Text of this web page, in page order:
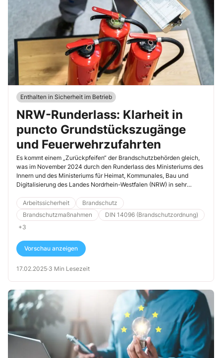
Enthalten in Sicherheit im Betrieb
NRW-Runderlass: Klarheit in
puncto Grundstückszugänge
und Feuerwehrzufahrten
Es kommt einem „Zurückpfeifen“ der Brandschutzbehörden gleich,
was im November 2024 durch den Runderlass des Ministeriums des
Innern und des Ministeriums für Heimat, Kommunales, Bau und
Digitalisierung des Landes Nordrhein-Westfalen (NRW) in sehr
NRW wurden eindeutig aufgefordert, Textpassagen zu Flächen für
die Feuerwehr sowie gesamte Publikationen (Merkblätter,
Richtlinien, Leitfäden) unverzüglich zu entfernen oder
zurückzuziehen, da die darin enthaltenen baulichen Anforderungen
Arbeitssicherheit
Brandschutz
Brandschutzmaßnahmen
DIN 14096 (Brandschutzordnung)
+3
Vorschau anzeigen
17.02.2025·3 Min Lesezeit